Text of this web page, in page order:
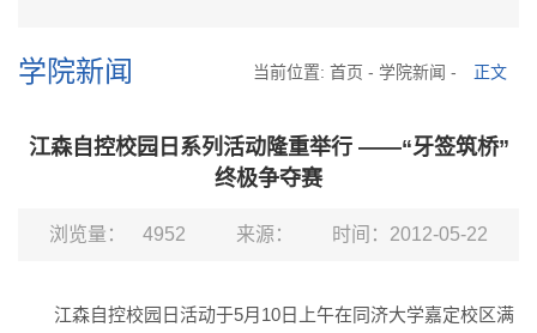
学院新闻 当前位置: 首页 - 学院新闻 - 正文
江森自控校园日系列活动隆重举行 ——“牙签筑桥”
终极争夺赛
浏览量： 4952 来源： 时间：2012-05-22
江森自控校园日活动于5月10日上午在同济大学嘉定校区满